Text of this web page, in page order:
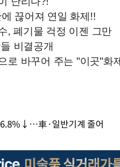
6.8%↓…車·일반기계 줄어